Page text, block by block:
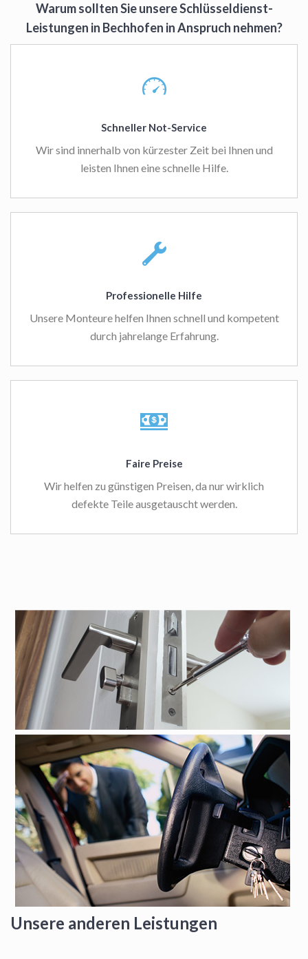
Warum sollten Sie unsere Schlüsseldienst-
Leistungen in Bechhofen in Anspruch nehmen?
Schneller Not-Service
Wir sind innerhalb von kürzester Zeit bei Ihnen und
leisten Ihnen eine schnelle Hilfe.
Professionelle Hilfe
Unsere Monteure helfen Ihnen schnell und kompetent
durch jahrelange Erfahrung.
Faire Preise
Wir helfen zu günstigen Preisen, da nur wirklich
defekte Teile ausgetauscht werden.
Unsere anderen Leistungen